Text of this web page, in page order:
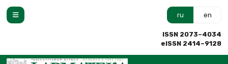
ru en
ISSN 2073–4034
eISSN 2414–9128